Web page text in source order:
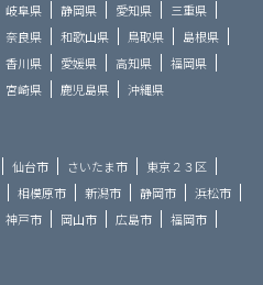
岐阜県 静岡県 愛知県
三重県
奈良県 和歌山県 鳥取県
島根県
香川県 愛媛県 高知県
福岡県
宮崎県 鹿児島県 沖縄県
仙台市 さいたま市
東京２３区
相模原市 新潟市 静岡市
浜松市
神戸市 岡山市 広島市
福岡市